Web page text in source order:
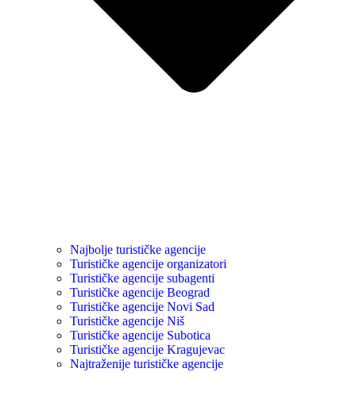
Najbolje turističke agencije
Turističke agencije organizatori
Turističke agencije subagenti
Turističke agencije Beograd
Turističke agencije Novi Sad
Turističke agencije Niš
Turističke agencije Subotica
Turističke agencije Kragujevac
Najtraženije turističke agencije